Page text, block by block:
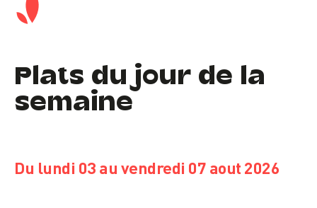
Plats du jour de la
semaine
Du lundi 03 au vendredi 07 aout 2026